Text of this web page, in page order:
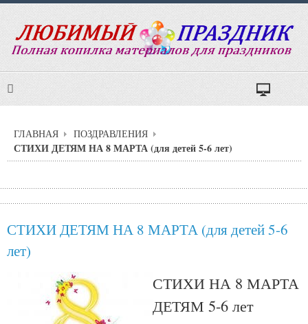
ГЛАВНАЯ ПОЗДРАВЛЕНИЯ
СТИХИ ДЕТЯМ НА 8 МАРТА (для детей 5-6 лет)
СТИХИ ДЕТЯМ НА 8 МАРТА (для детей 5-6
лет)
СТИХИ НА 8 МАРТА
ДЕТЯМ 5-6 лет